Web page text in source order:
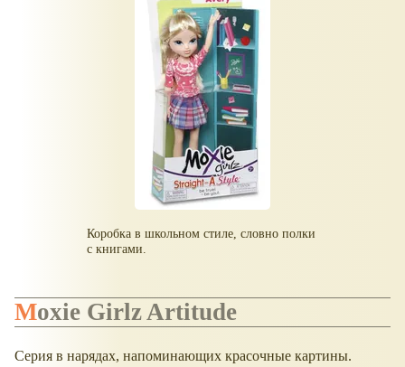
Коробка в школьном стиле, словно полки
с книгами.
Moxie Girlz Artitude
Серия в нарядах, напоминающих красочные картины.